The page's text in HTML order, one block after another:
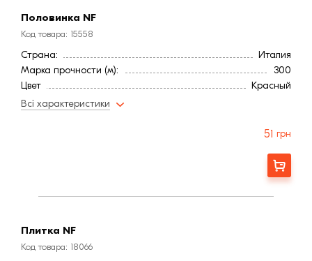
Половинка NF
Код товара: 15558
Страна:
Италия
Марка прочности (м):
300
Цвет
Красный
Фактура
Всі характеристики
51 грн
Заказать
Плитка NF
Код товара: 18066